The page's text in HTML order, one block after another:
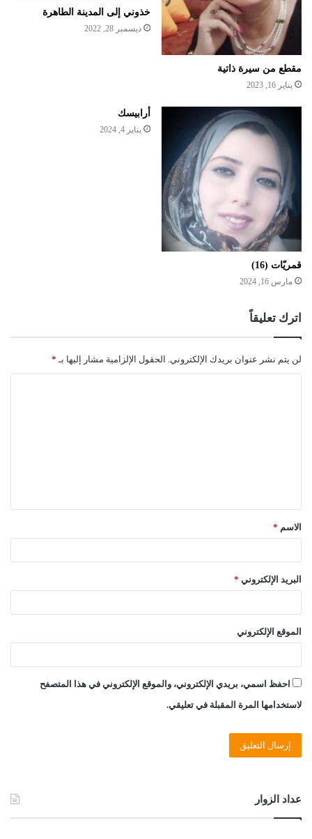
مقطع من سيرة ذاتية
يناير 16, 2023
خذوني إلى المدينة الطاهرة
ديسمبر 28, 2022
قمريّات (16)
مارس 16, 2024
أرابيسك
يناير 4, 2024
اترك تعليقاً
لن يتم نشر عنوان بريدك الإلكتروني. الحقول الإلزامية مشار إليها بـ *
ق
*الاسم *
البريد الإلكتروني *
الموقع الإلكتروني
احفظ اسمي، بريدي الإلكتروني، والموقع الإلكتروني في هذا المتصفح
لاستخدامها المرة المقبلة في تعليقي.
عداد الزوار